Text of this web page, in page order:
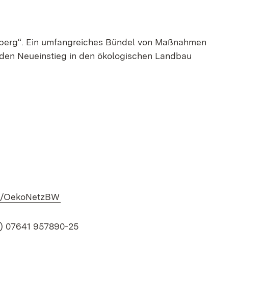
Ein umfangreiches Bündel von Maßnahmen
Neueinstieg in den ökologischen Landbau
07641 957890-25